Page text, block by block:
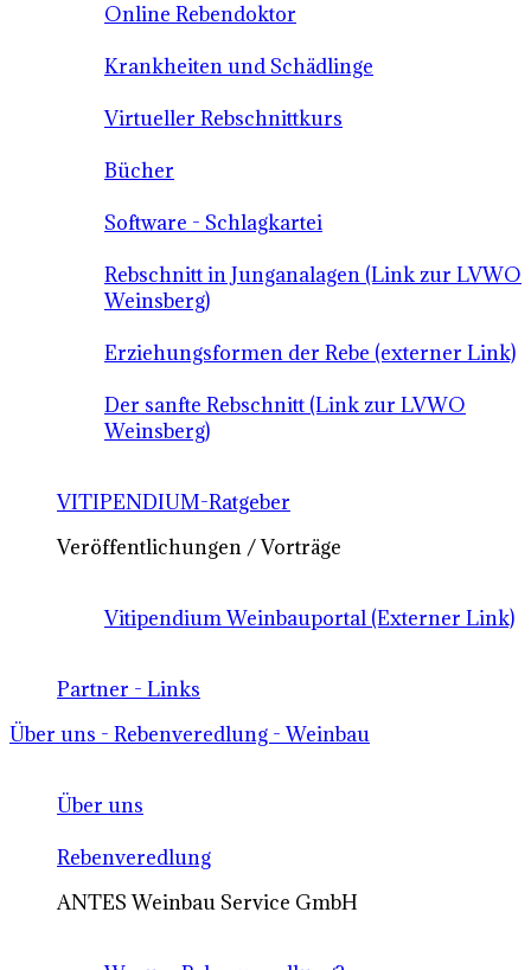
Online Rebendoktor
Krankheiten und Schädlinge
Virtueller Rebschnittkurs
Bücher
Software - Schlagkartei
Rebschnitt in Junganalagen (Link zur LVWO
Weinsberg)
Erziehungsformen der Rebe (externer Link)
Der sanfte Rebschnitt (Link zur LVWO
Weinsberg)
VITIPENDIUM-Ratgeber
Veröffentlichungen / Vorträge
Vitipendium Weinbauportal (Externer Link)
Partner - Links
Über uns - Rebenveredlung - Weinbau
Über uns
Rebenveredlung
ANTES Weinbau Service GmbH